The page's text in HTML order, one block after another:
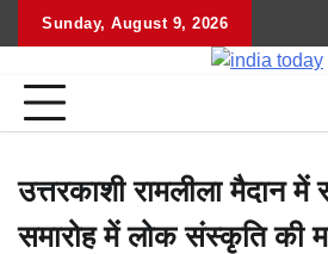
Sunday, August 9, 2026
उत्तरकाशी रामलीला मैदान
समारोह में लोक संस्कृति की